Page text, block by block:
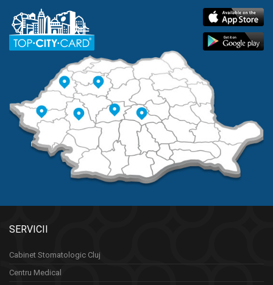
SERVICII
Cabinet Stomatologic Cluj
Centru Medical